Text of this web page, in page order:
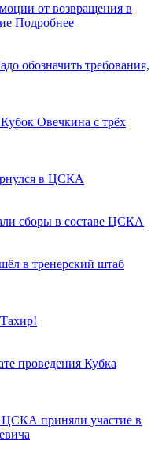
от возвращения в
Подробнее
обозначить требования,
Овечкина с трёх
в ЦСКА
сборы в составе ЦСКА
в тренерский штаб
проведения Кубка
приняли участие в